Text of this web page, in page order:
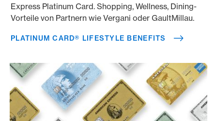
Express Platinum Card. Shopping, Wellness, Dining-
Vorteile von Partnern wie Vergani oder GaultMillau.
PLATINUM CARD® LIFESTYLE BENEFITS